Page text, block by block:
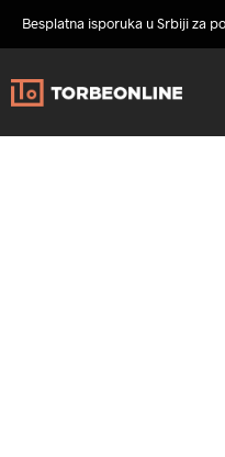
Besplatna isporuka u Srbiji za